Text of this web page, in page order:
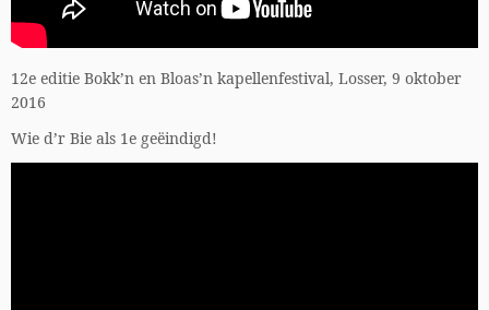
12e editie Bokk’n en Bloas’n kapellenfestival, Losser, 9 oktober
2016
Wie d’r Bie als 1e geëindigd!